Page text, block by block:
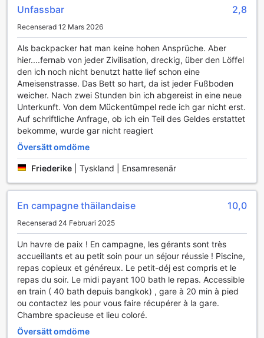
Unfassbar 2,8
Recenserad 12 Mars 2026
Als backpacker hat man keine hohen Ansprüche. Aber
hier....fernab von jeder Zivilisation, dreckig, über den Löffel
den ich noch nicht benutzt hatte lief schon eine
Ameisenstrasse. Das Bett so hart, da ist jeder Fußboden
weicher. Nach zwei Stunden bin ich abgereist in eine neue
Unterkunft. Von dem Mückentümpel rede ich gar nicht erst.
Auf schriftliche Anfrage, ob ich ein Teil des Geldes erstattet
bekomme, wurde gar nicht reagiert
Översätt omdöme
Friederike Tyskland | Ensamresenär
En campagne thäilandaise 10,0
Recenserad 24 Februari 2025
Un havre de paix ! En campagne, les gérants sont très
accueillants et au petit soin pour un séjour réussie ! Piscine,
repas copieux et généreux. Le petit-déj est compris et le
repas du soir. Le midi payant 100 bath le repas. Accessible
en train ( 40 bath depuis bangkok) , gare à 20 min à pied
ou contactez les pour vous faire récupérer à la gare.
Chambre spacieuse et lieu coloré.
Översätt omdöme